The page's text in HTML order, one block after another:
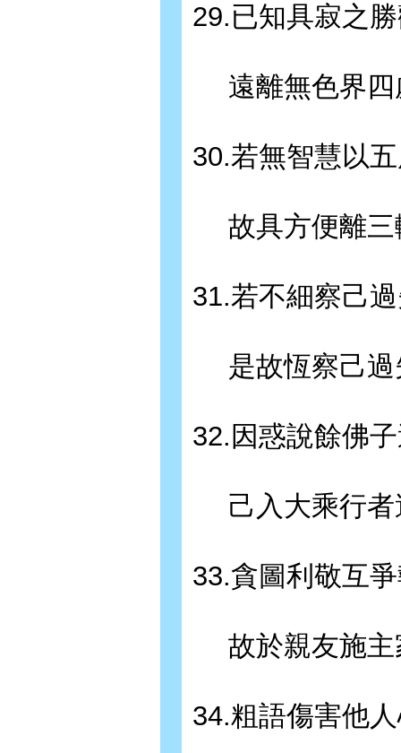
29.已知具寂之
遠離無色界
30.若無智慧以
故具方便離
31.若不細察己
是故恆察己
32.因惑說餘佛
己入大乘行
33.貪圖利敬互
故於親友施
34.粗語傷害他